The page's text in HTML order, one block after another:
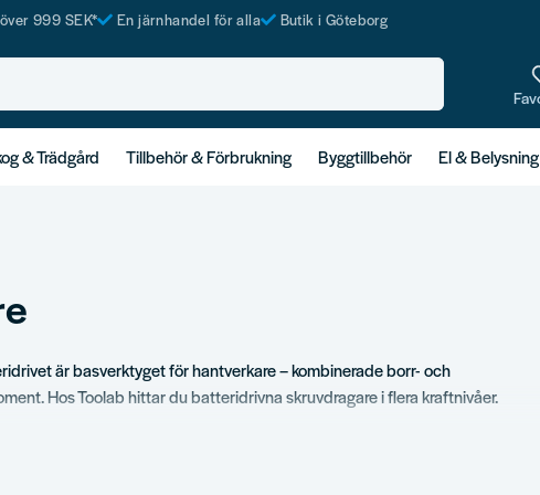
999 SEK* En järnhandel för alla Butik i Göteborg
& Trädgård Tillbehör & Förbrukning Byggtillbehör El & Belysning
är basverktyget för hantverkare – kombinerade borr- och
Hos Toolab hittar du batteridrivna skruvdragare i flera kraftnivåer.